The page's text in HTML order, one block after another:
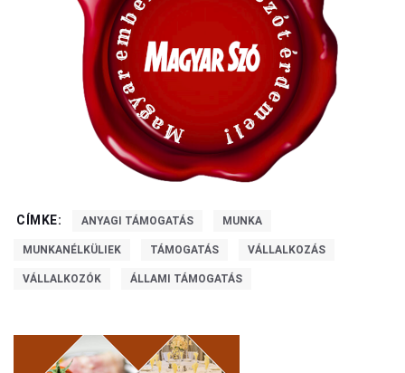
CÍMKE: ANYAGI TÁMOGATÁS MUNKA
MUNKANÉLKÜLIEK TÁMOGATÁS VÁLLALKOZÁS
VÁLLALKOZÓK ÁLLAMI TÁMOGATÁS